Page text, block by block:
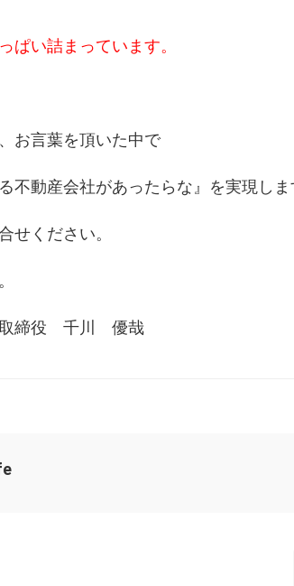
ぱい詰まっています。
お言葉を頂いた中で
不動産会社があったらな』 を実現しま
せください。
取締役 千川 優哉